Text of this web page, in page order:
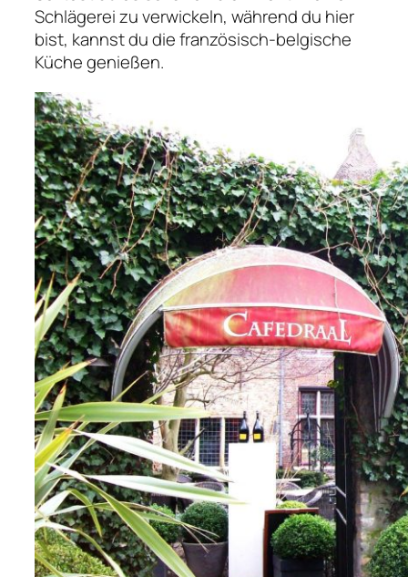
Schlägerei zu verwickeln, während du hier
bist, kannst du die französisch-belgische
Küche genießen.